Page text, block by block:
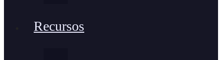
Recursos